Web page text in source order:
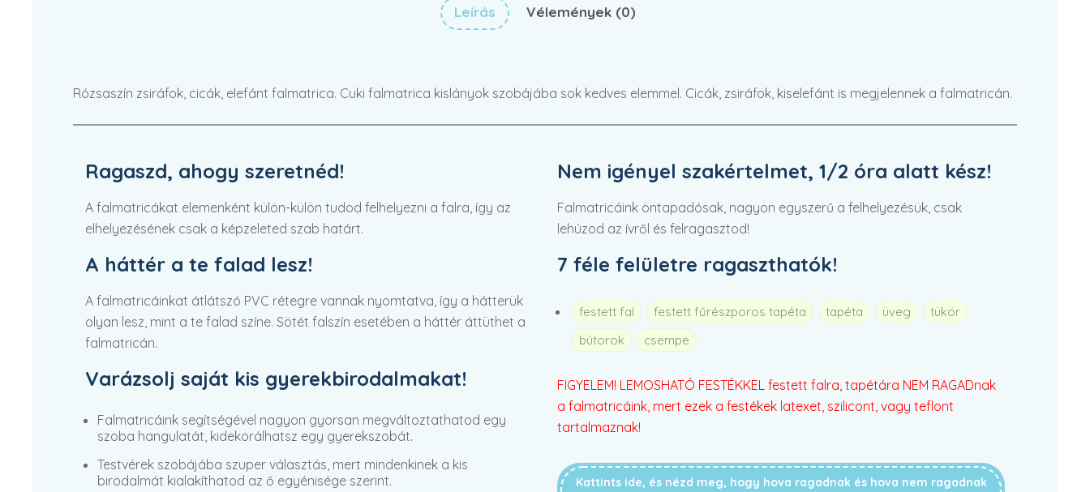
Leírás Vélemények (0)
Rózsaszín zsiráfok, cicák, elefánt falmatrica. Cuki falmatrica kislányok szobájába sok kedves elemmel. Cicák, zsiráfok, kiselefánt is megjelennek a falmatricán.
Ragaszd, ahogy szeretnéd!
A falmatricákat elemenként külön-külön tudod felhelyezni a falra, így az
elhelyezésének csak a képzeleted szab határt.
A háttér a te falad lesz!
A falmatricáinkat átlátszó PVC rétegre vannak nyomtatva, így a hátterük
olyan lesz, mint a te falad színe. Sötét falszín esetében a háttér áttüthet a
falmatricán.
Varázsolj saját kis gyerekbirodalmakat!
Falmatricáink segítségével nagyon gyorsan megváltoztathatod egy
szoba hangulatát, kidekorálhatsz egy gyerekszobát.
Testvérek szobájába szuper választás, mert mindenkinek a kis
birodalmát kialakíthatod az ő egyénisége szerint.
Nem igényel szakértelmet, 1/2 óra alatt kész!
Falmatricáink öntapadósak, nagyon egyszerű a felhelyezésük, csak
lehúzod az ívről és felragasztod!
7 féle felületre ragaszthatók!
festett fal festett fűrészporos tapéta tapéta üveg
tükör
bútorok
csempe
FIGYELEM! LEMOSHATÓ FESTÉKKEL festett falra, tapétára NEM RAGADnak
a falmatricáink, mert ezek a festékek latexet, szilicont, vagy teflont
tartalmaznak!
Kattints ide, és nézd meg, hogy hova ragadnak és hova nem ragadnak